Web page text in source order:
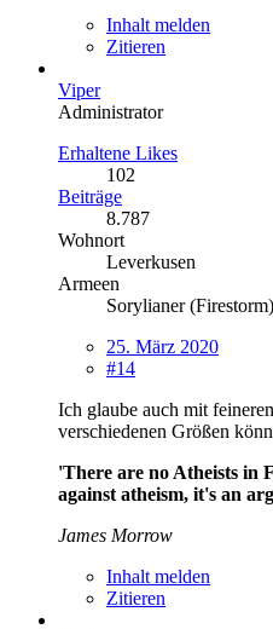
Inhalt melden
Zitieren
Viper
Administrator
Erhaltene Likes
102
Beiträge
8.787
Wohnort
Leverkusen
Armeen
Sorylianer
25. März 2020
#14
Ich glaube auch mit
verschiedenen Größen
'There are no Atheists in
against atheism, it's an
James Morrow
Inhalt melden
Zitieren